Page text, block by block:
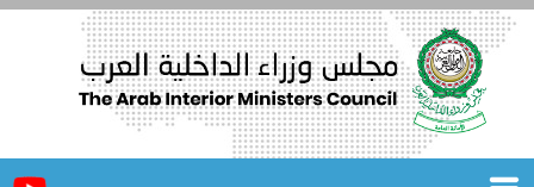
الرئيسية